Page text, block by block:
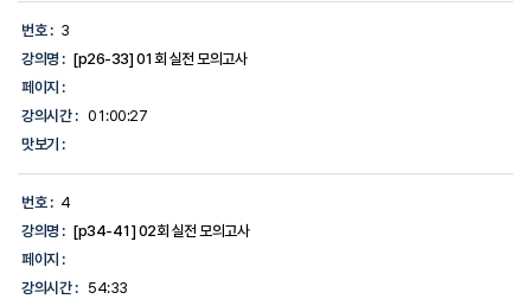
다.
번호 : 3
강의명 : [p26-33] 01회 실전 모의고사
페이지 :
강의시간 : 01:00:27
맛보기 :
번호 : 4
강의명 : [p34-41] 02회 실전 모의고사
페이지 :
강의시간 :
54:33